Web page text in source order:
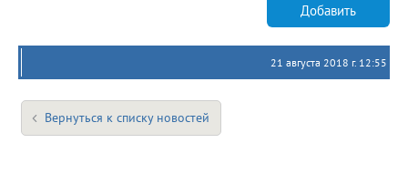
Добавить
21 августа 2018 г. 12:55
Вернуться к списку новостей